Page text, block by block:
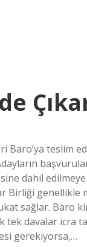
teslim
dahil
Birliği genellikle
sağlar. Baro
davalar icra
gerekiyorsa,…